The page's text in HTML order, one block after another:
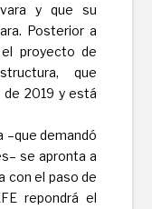
y que su
Posterior a
el proyecto de
que
2019 y está
–que demandó
se apronta a
con el paso de
repondrá el